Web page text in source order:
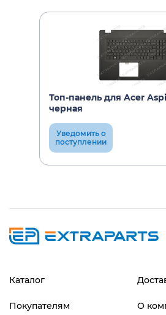
Топ-панель для Acer
черная
Уведомить о
поступлении
Каталог
Покупателям О